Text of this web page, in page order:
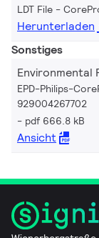
LDT File -
Herunterladen
Sonstiges
Environmental
EPD-Philips-
929004267702
pdf 666.8 kB
Ansicht